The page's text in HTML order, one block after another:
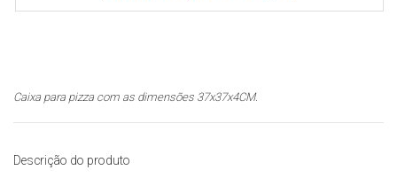
Caixa para pizza com as dimensões 37x37x4CM.
Descrição do produto